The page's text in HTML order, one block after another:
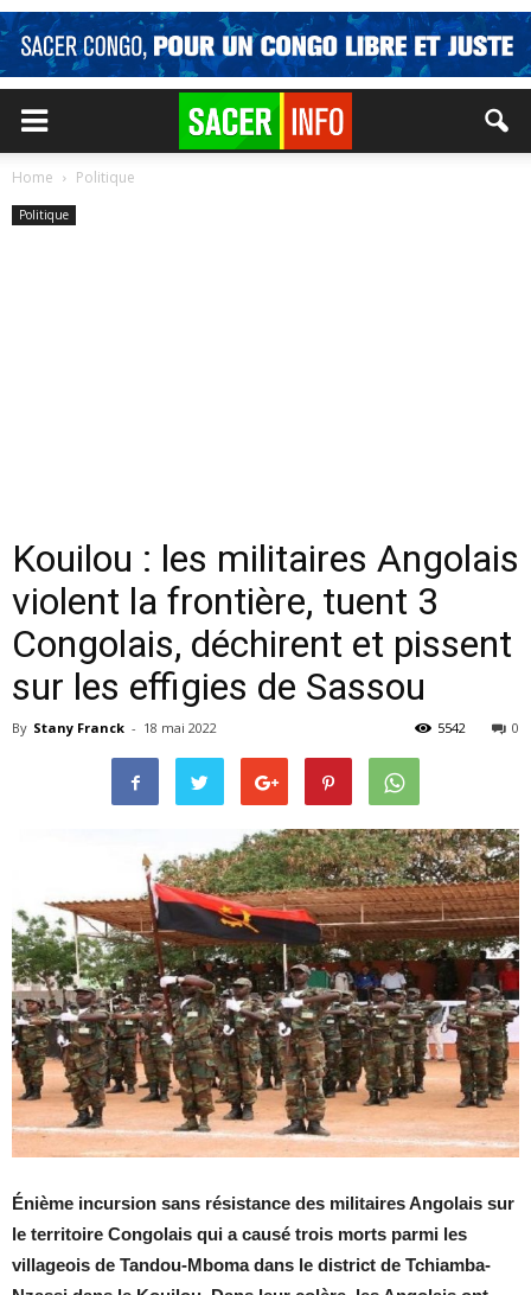
Home Politique
Politique
Kouilou : les militaires Angolais
violent la frontière, tuent 3
Congolais, déchirent et pissent
sur les effigies de Sassou
By Stany Franck - 18 mai 2022 0
5542
Énième incursion sans résistance des militaires Angolais sur
le territoire Congolais qui a causé trois morts parmi les
villageois de Tandou-Mboma dans le district de Tchiamba-